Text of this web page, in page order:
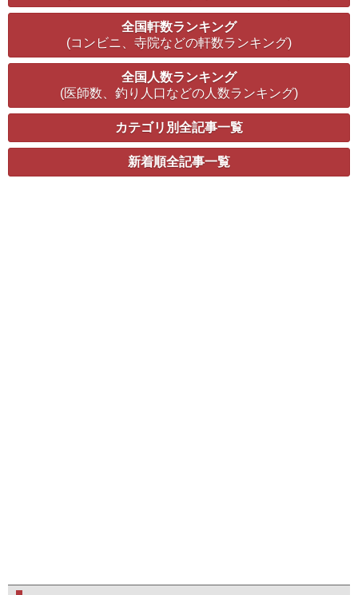
全国軒数ランキング
(コンビニ、寺院などの軒数ランキング)
全国人数ランキング
(医師数、釣り人口などの人数ランキング)
カテゴリ別全記事一覧
新着順全記事一覧